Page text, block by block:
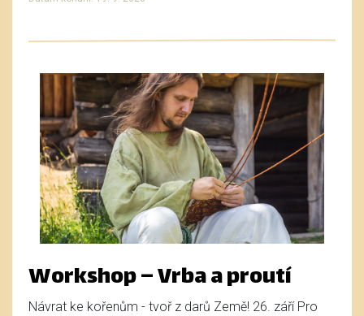
Workshop – Vrba a proutí
Návrat ke kořenům - tvoř z darů Země! 26. září Pro